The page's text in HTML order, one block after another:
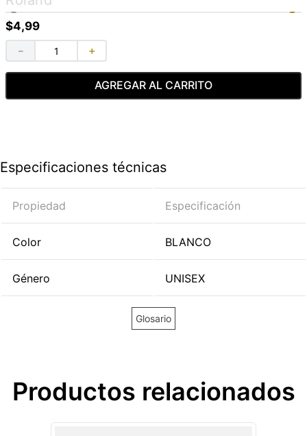
$4,99
＋
－
AGREGAR AL CARRITO
Especificaciones técnicas
Propiedad Especificación
Color BLANCO
Género UNISEX
Glosario
Productos relacionados